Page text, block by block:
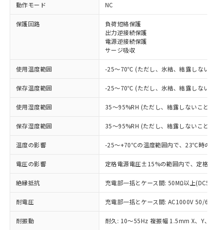
動作モード NC
保護回路
負荷短絡保護
出力逆接続保護
電源逆接続保護
サージ吸収
使用温度範囲 -25～70℃ (ただし、氷結、結露しないこ
保存温度範囲 -25～70℃ (ただし、氷結、結露しないこ
使用湿度範囲 35～95%RH (ただし、結露しないこと)
保存湿度範囲 35～95%RH (ただし、結露しないこと)
温度の影響 -25～+70℃の温度範囲内で、23℃時の
電圧の影響 定格電源電圧±15%の範囲内で、定格
絶縁抵抗 充電部一括とケース間: 50MΩ以上
耐電圧 充電部一括とケース間: AC1000V 50/
耐振動 耐久: 10～55Hz 複振幅 1.5mm X、Y、Z
ご利用条件
以下の条件をお読みいただき、同意のうえ
本サービスは、当社制御機器事業取扱
商品の当社在庫状況および標準価格
(税抜)を提供させていただくもので
当社制御機器事業取扱商品の中には、
本サービスの対象外となる商品もある
ことをご了承ください。
在庫状況および標準価格照会結果は、
記載している更新日時点での社内デー
※1 対応状況
対応済み：EU RoHS指令（10物質）の
非含有に対応した製品が提供可能な商品で
対応予定：EU RoHS指令（10物質）の非含
商品です。
対応予定なし：EU RoHS指令（10物質）の
非含有に非対応の商品で、対応品を出す予
定はありません。
調査・確認中：EU RoHS指令（10物質）の
非含有の対応状況を調査中または確認中の
非該当品：ライセンス料など無形物で、有
害物質有無と関係のない商品です。
仕入先様の事情により、非含有部品として
いたものが、含有品と判明した場合などや
むを得ず変更することがあります。
*EU RoHS指令（10物質）：
※1 中国RoHS○×表
「○」：最大均質材料含有率が中国RoHSの
基準値以下であることを示します。
「×」：最大均質材料含有率が中国RoHSの
基準値を超えていることを示します。
「－」：未確認です。当社販売部門へお問
い合わせください。
当社は、これら貴社製品のうち、外国
為替および外国貿易法に定める商品
（以下｢規制貨物等」という）を輸出